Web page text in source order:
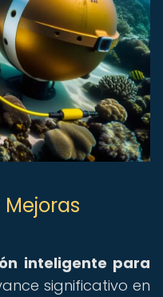
inteligente para
significativo en